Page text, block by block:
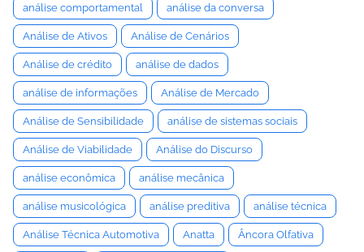
análise comportamental análise da conversa
Análise de Ativos Análise de Cenários
Análise de crédito análise de dados
análise de informações Análise de Mercado
Análise de Sensibilidade análise de sistemas sociais
Análise de Viabilidade Análise do Discurso
análise econômica análise mecânica
análise musicológica análise preditiva análise técnica
Análise Técnica Automotiva Anatta Âncora Olfativa